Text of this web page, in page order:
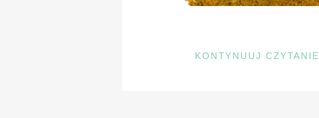
KONTYNUUJ CZYTANIE